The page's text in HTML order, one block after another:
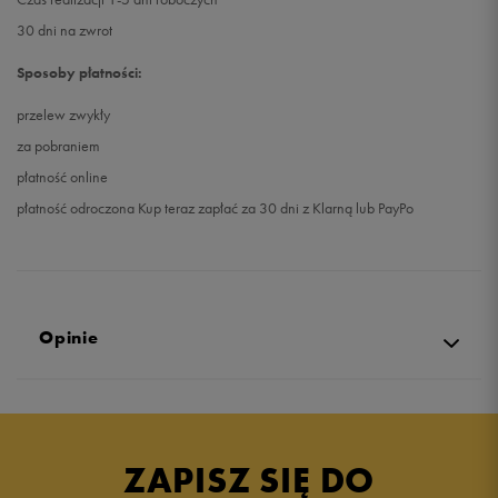
30 dni na zwrot
Sposoby płatności:
przelew zwykły
za pobraniem
płatność online
płatność odroczona Kup teraz zapłać za 30 dni z Klarną lub PayPo
Opinie
4.9
zebranych i zweryfikowanych przez
ZAPISZ SIĘ DO